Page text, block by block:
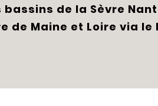
de la Sèvre
de Maine et Loire via